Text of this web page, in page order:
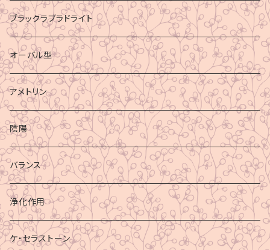
ブラックラブラドライト
オーバル型
アメトリン
陰陽
バランス
浄化作用
ケ・セラストーン